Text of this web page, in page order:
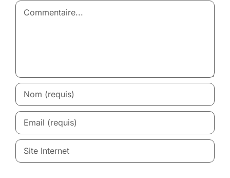
Commentaire